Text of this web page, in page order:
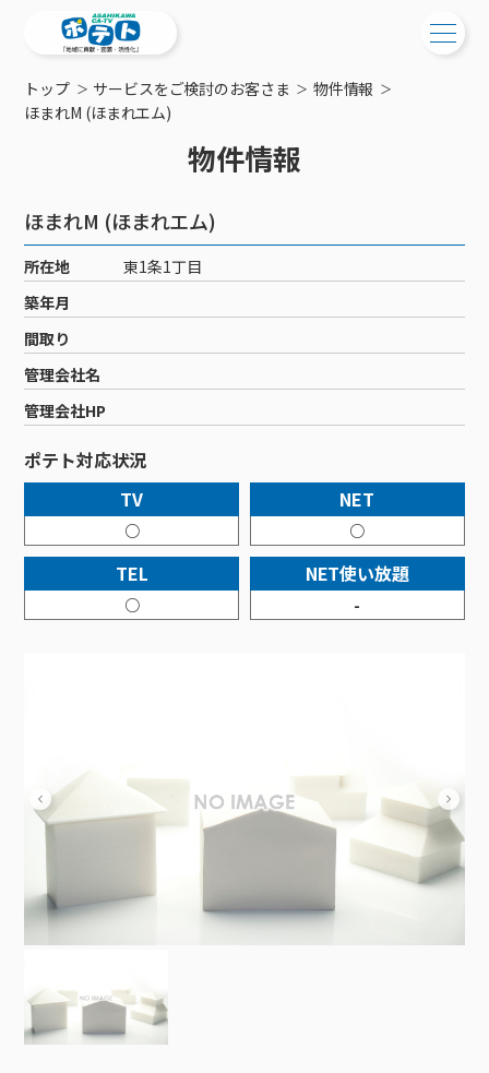
ご検討中の方
工事・配線について
新居をご検討中の方へ
ポテトを導入している集合住宅
物件情報
特典・キャンペーン
おトクな割引サービス
ご加入中の方
ご加入中のサービス確認・変更
WEBメール
サポートサービス
サポートサービストップ
リモートコール
回線速度測定
接続・設定⽅法
訪問サポート＆サポートパックサービス料⾦表
新着情報
メンテナンス・障害情報
ポテトからのプレゼント
イベントカレンダー
講座のご案内
サービス案内
サービス案内
ケーブルテレビ
ケーブルテレビトップ
チャンネル紹介
料⾦プラン
NHK衛星受信料団体⼀括⽀払
機器⼀覧
インターネット
インターネットトップ
料⾦プラン
Wi-Fiサービス
ポテトホーム防犯カメラ
オプションサービス
インターネットギガシェアプラン
固定電話
固定電話トップ
基本料⾦・通話料⾦
オプションサービス
auスマートバリュー
auまとめトーク
ポテトスマートフォントップ
料⾦プラン
機種⼀覧
オプションサービス
でんき
でんきトップ
ポラリンでんき×ポテト
ポテトでんき
暮らしを快適にするサービス
暮らしを快適にするサービストップ
ポテトライフメール
コミチャン
お困りの方はこちら
会社案内
メンテナンス
障害情報
トップ サービスをご検討のお客さま
物件情報
ほまれM (ほまれエム)
物件情報
ほまれM (ほまれエム)
所在地
東1条1丁目
築年月
間取り
管理会社名
管理会社HP
ポテト対応状況
TV
○
NET
○
TEL
○
NET使い放題
-